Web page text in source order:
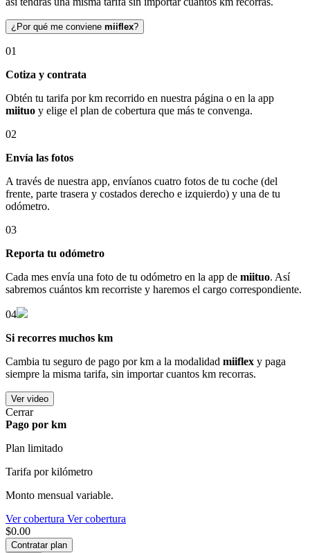
¿Por qué me conviene miiflex?
01
Cotiza y contrata
Obtén tu tarifa por km recorrido en nuestra página o en la app
miituo y elige el plan de cobertura que más te convenga.
02
Envía las fotos
A través de nuestra app, envíanos cuatro fotos de tu coche (del
frente, parte trasera y costados derecho e izquierdo) y una de tu
odómetro.
03
Reporta tu odómetro
Cada mes envía una foto de tu odómetro en la app de miituo. Así
sabremos cuántos km recorriste y haremos el cargo correspondiente.
04
Si recorres muchos km
Cambia tu seguro de pago por km a la modalidad miiflex y paga
siempre la misma tarifa, sin importar cuantos km recorras.
Ver video
Cerrar
Pago por km
Plan limitado
Tarifa por kilómetro
Monto mensual variable.
Ver cobertura Ver cobertura
$0.00
Contratar plan